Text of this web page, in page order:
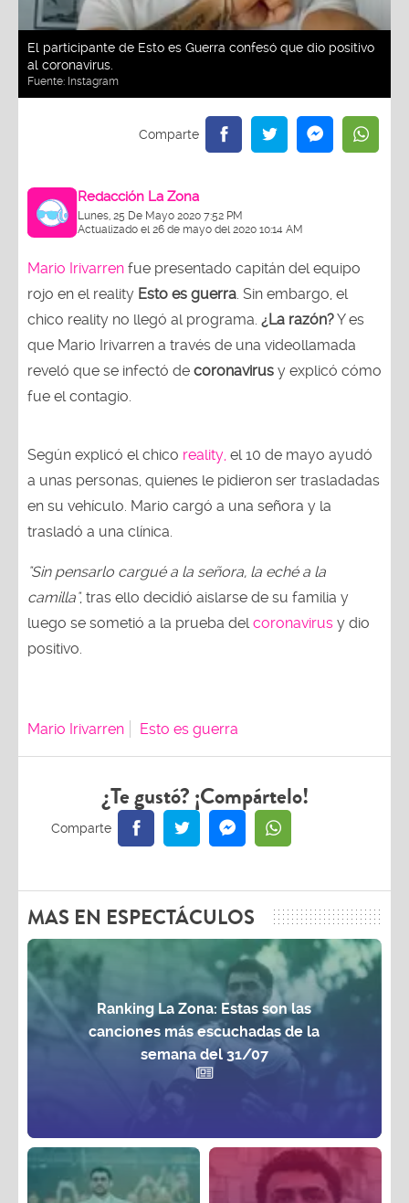
El participante de Esto es Guerra confesó que dio positivo
al coronavirus.
Fuente: Instagram
Redacción La Zona
Lunes, 25 De Mayo 2020 7:52 PM
Actualizado el 26 de mayo del 2020 10:14 AM
Mario Irivarren fue presentado capitán del equipo
rojo en el reality Esto es guerra . Sin embargo, el
chico reality no llegó al programa. ¿La razón?Y es
que Mario Irivarren a través de una videollamada
reveló que se infectó de coronavirus y explicó cómo
fue el contagio.
Según explicó el chico reality, el 10 de mayo ayudó
a unas personas, quienes le pidieron ser trasladadas
en su vehículo. Mario cargó a una señora y la
trasladó a una clínica.
"Sin pensarlo cargué a la señora, la eché a la
camilla", tras ello decidió aislarse de su familia y
luego se sometió a la prueba del coronavirus y dio
positivo.
Mario Irivarren Esto es guerra
¿Te gustó? ¡Compártelo!
MAS EN ESPECTÁCULOS
Ranking La Zona: Estas son las
canciones más escuchadas de la
semana del 31/07